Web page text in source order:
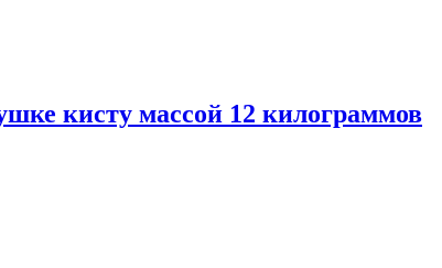
кисту массой 12 килограммов